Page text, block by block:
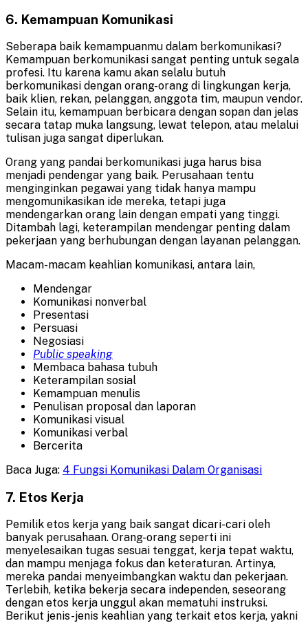
6. Kemampuan Komunikasi
Seberapa baik kemampuanmu dalam berkomunikasi?
Kemampuan berkomunikasi sangat penting untuk segala
profesi. Itu karena kamu akan selalu butuh
berkomunikasi dengan orang-orang di lingkungan kerja,
baik klien, rekan, pelanggan, anggota tim, maupun vendor.
Selain itu, kemampuan berbicara dengan sopan dan jelas
secara tatap muka langsung, lewat telepon, atau melalui
tulisan juga sangat diperlukan.
Orang yang pandai berkomunikasi juga harus bisa
menjadi pendengar yang baik. Perusahaan tentu
menginginkan pegawai yang tidak hanya mampu
mengomunikasikan ide mereka, tetapi juga
mendengarkan orang lain dengan empati yang tinggi.
Ditambah lagi, keterampilan mendengar penting dalam
pekerjaan yang berhubungan dengan layanan pelanggan.
Macam-macam keahlian komunikasi, antara lain,
Mendengar
Komunikasi nonverbal
Presentasi
Persuasi
Negosiasi
Public speaking
Membaca bahasa tubuh
Keterampilan sosial
Kemampuan menulis
Penulisan proposal dan laporan
Komunikasi visual
Komunikasi verbal
Bercerita
Baca Juga: 4 Fungsi Komunikasi Dalam Organisasi
7. Etos Kerja
Pemilik etos kerja yang baik sangat dicari-cari oleh
banyak perusahaan. Orang-orang seperti ini
menyelesaikan tugas sesuai tenggat, kerja tepat waktu,
dan mampu menjaga fokus dan keteraturan. Artinya,
mereka pandai menyeimbangkan waktu dan pekerjaan.
Terlebih, ketika bekerja secara independen, seseorang
dengan etos kerja unggul akan mematuhi instruksi.
Berikut jenis-jenis keahlian yang terkait etos kerja, yakni